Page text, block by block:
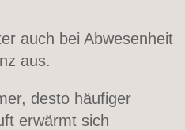
auch bei Abwesenheit
aus.
desto häufiger
erwärmt sich